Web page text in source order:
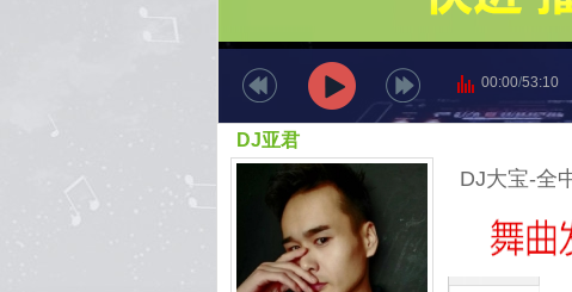
00:00/53:10
DJ亚君